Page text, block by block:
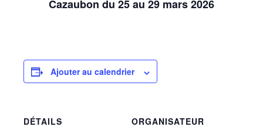
Cazaubon du 25 au 29 mars 2026
Ajouter au calendrier
DÉTAILS
ORGANISATEUR